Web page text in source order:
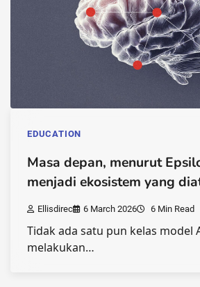
EDUCATION
Masa depan, menurut
menjadi ekosistem yang
Ellisdirec 6 March 2026 6 Min Read
Tidak ada satu pun kelas model
melakukan…